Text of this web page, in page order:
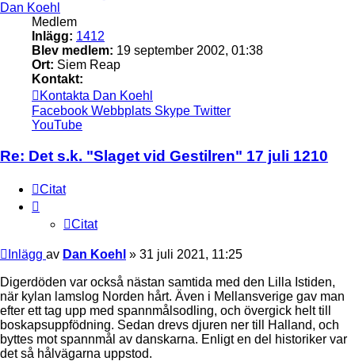
Dan Koehl
Medlem
Inlägg: 1412
Blev medlem: 19 september 2002, 01:38
Ort: Siem Reap
Kontakt:
Kontakta Dan Koehl
Facebook Webbplats Skype Twitter
YouTube
Re: Det s.k. "Slaget vid Gestilren" 17 juli 1210
Citat
Citat
Inlägg av Dan Koehl » 31 juli 2021, 11:25
Digerdöden var också nästan samtida med den Lilla Istiden,
när kylan lamslog Norden hårt. Även i Mellansverige gav man
efter ett tag upp med spannmålsodling, och övergick helt till
boskapsuppfödning. Sedan drevs djuren ner till Halland, och
byttes mot spannmål av danskarna. Enligt en del historiker var
det så hålvägarna uppstod.